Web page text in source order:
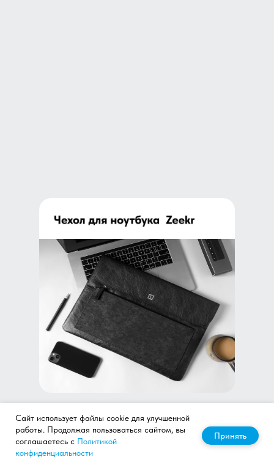
Сайт использует файлы cookie для улучшенной
работы. Продолжая пользоваться сайтом, вы
соглашаетесь с Политикой
конфиденциальности
Принять